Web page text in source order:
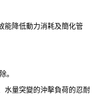
降低動力消耗及簡化管
。
量突變的沖擊負荷的忍耐